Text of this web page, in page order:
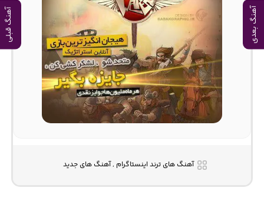
آهنگ بعدی آهنگ قبلی
آهنگ های ترند اینستاگرام , آهنگ های جدید